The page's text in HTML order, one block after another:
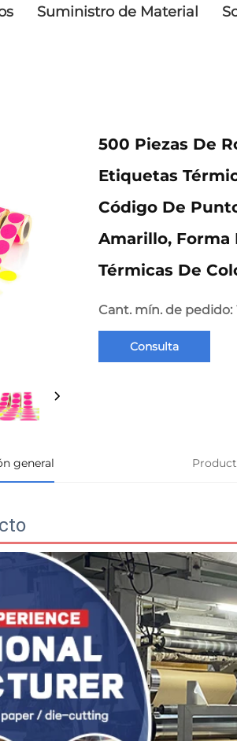
Suministro de Material
500 Piezas De
Etiquetas
Código De
Amarillo, Forma
Térmicas De
Cant. mín. de pedido:
Consulta
general